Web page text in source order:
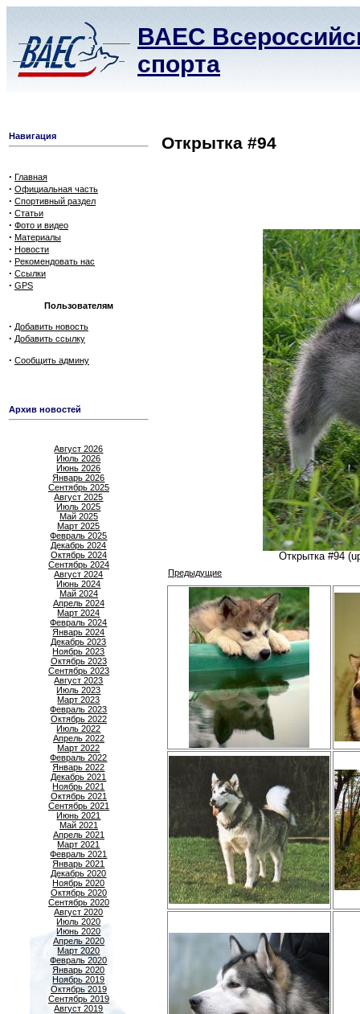
ВАЕС
спорта
Навигация
· Главная
· Официальная часть
· Спортивный раздел
· Статьи
· Фото и видео
· Материалы
· Новости
· Рекомендовать нас
· Ссылки
· GPS
Пользователям
· Добавить новость
· Добавить ссылку
· Сообщить админу
Архив новостей
Август 2026
Июль 2026
Июнь 2026
Январь 2026
Сентябрь 2025
Август 2025
Июль 2025
Май 2025
Март 2025
Февраль 2025
Декабрь 2024
Октябрь 2024
Сентябрь 2024
Август 2024
Июнь 2024
Май 2024
Апрель 2024
Март 2024
Февраль 2024
Январь 2024
Декабрь 2023
Ноябрь 2023
Октябрь 2023
Сентябрь 2023
Август 2023
Июль 2023
Март 2023
Февраль 2023
Октябрь 2022
Июль 2022
Апрель 2022
Март 2022
Февраль 2022
Январь 2022
Декабрь 2021
Ноябрь 2021
Октябрь 2021
Сентябрь 2021
Июнь 2021
Май 2021
Апрель 2021
Март 2021
Февраль 2021
Январь 2021
Декабрь 2020
Ноябрь 2020
Октябрь 2020
Сентябрь 2020
Август 2020
Июль 2020
Июнь 2020
Апрель 2020
Март 2020
Февраль 2020
Январь 2020
Ноябрь 2019
Октябрь 2019
Сентябрь 2019
Август 2019
Открытка #94
Открытка #94
Предыдущие